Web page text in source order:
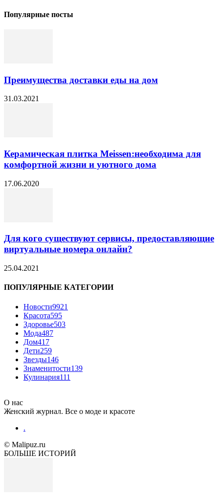
Популярные посты
Преимущества доставки еды на дом
31.03.2021
Керамическая плитка Meissen:необходима для
комфортной жизни и уютного дома
17.06.2020
Для кого существуют сервисы, предоставляющие
виртуальные номера онлайн?
25.04.2021
ПОПУЛЯРНЫЕ КАТЕГОРИИ
Новости9921
Красота595
Здоровье503
Мода487
Дом417
Дети259
Звезды146
Знаменитости139
Кулинария111
О нас
Женский журнал. Все о моде и красоте
.
© Malipuz.ru
БОЛЬШЕ ИСТОРИЙ